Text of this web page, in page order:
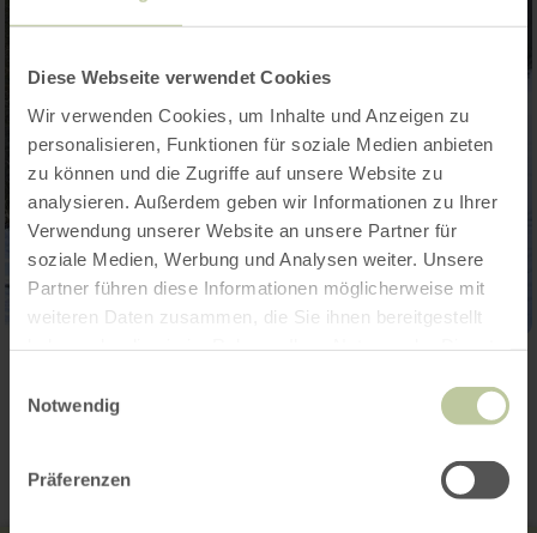
Diese Webseite verwendet Cookies
Wir verwenden Cookies, um Inhalte und Anzeigen zu
personalisieren, Funktionen für soziale Medien anbieten
zu können und die Zugriffe auf unsere Website zu
analysieren. Außerdem geben wir Informationen zu Ihrer
Verwendung unserer Website an unsere Partner für
soziale Medien, Werbung und Analysen weiter. Unsere
Partner führen diese Informationen möglicherweise mit
weiteren Daten zusammen, die Sie ihnen bereitgestellt
Notwendig
Präferenzen
Kontakt